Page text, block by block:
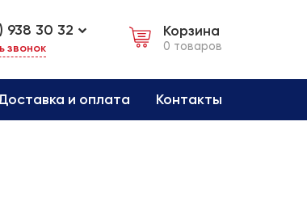
938 30 32
звонок
Корзина
0 товаров
и оплата Контакты